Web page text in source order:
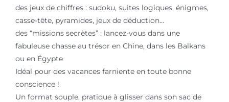
des jeux de chiffres : sudoku, suites logiques, énigmes,
casse-tête, pyramides, jeux de déduction…
des “missions secrètes” : lancez-vous dans une
fabuleuse chasse au trésor en Chine, dans les Balkans
ou en Égypte
Idéal pour des vacances farniente en toute bonne
conscience !
Un format souple, pratique à glisser dans son sac de